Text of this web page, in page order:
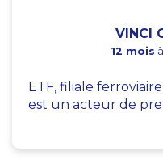
VINCI
12 mois
ETF, filiale
est un acteur de